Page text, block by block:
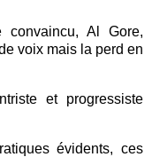
convaincu, Al Gore,
voix mais la perd en
et progressiste
évidents, ces